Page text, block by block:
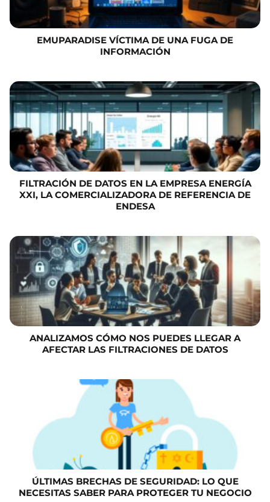
EMUPARADISE VÍCTIMA DE UNA FUGA DE
INFORMACIÓN
FILTRACIÓN DE DATOS EN LA EMPRESA ENERGÍA
XXI, LA COMERCIALIZADORA DE REFERENCIA DE
ENDESA
ANALIZAMOS CÓMO NOS PUEDES LLEGAR A
AFECTAR LAS FILTRACIONES DE DATOS
ÚLTIMAS BRECHAS DE SEGURIDAD: LO QUE
NECESITAS SABER PARA PROTEGER TU NEGOCIO